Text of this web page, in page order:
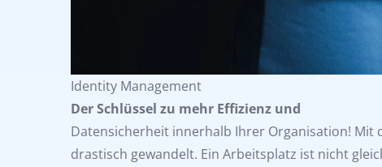
Identity Management
Der Schlüssel zu mehr Effizienz und
Datensicherheit innerhalb Ihrer Organisation! Mit
drastisch gewandelt. Ein Arbeitsplatz ist nicht